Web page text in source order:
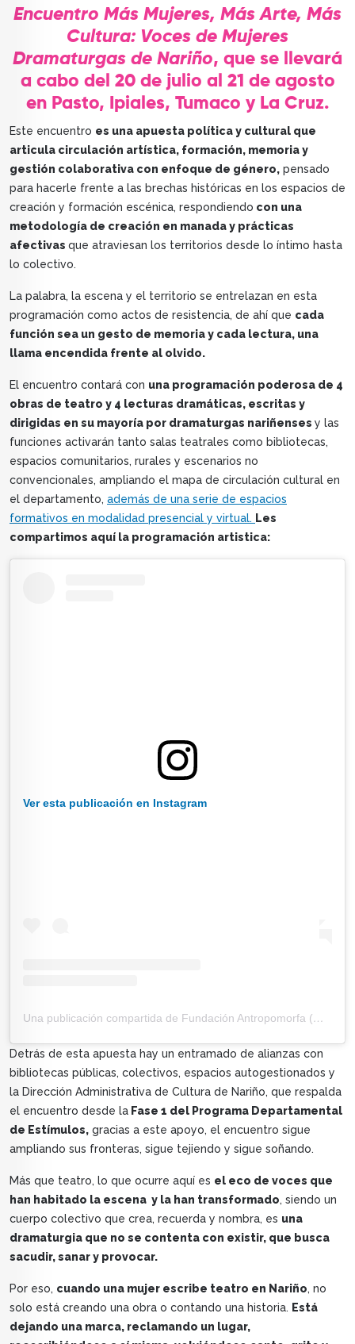
Encuentro Más Mujeres, Más Arte, Más
Cultura: Voces de Mujeres
Dramaturgas de Nariño, que se llevará
a cabo del 20 de julio al 21 de agosto
en Pasto, Ipiales, Tumaco y La Cruz.
Este encuentro es una apuesta política y cultural que
articula circulación artística, formación, memoria y
gestión colaborativa con enfoque de género, pensado
para hacerle frente a las brechas históricas en los espacios de
creación y formación escénica, respondiendo con una
metodología de creación en manada y prácticas
afectivas que atraviesan los territorios desde lo íntimo hasta
lo colectivo.
La palabra, la escena y el territorio se entrelazan en esta
programación como actos de resistencia, de ahí que cada
función sea un gesto de memoria y cada lectura, una
llama encendida frente al olvido.
El encuentro contará con una programación poderosa de 4
obras de teatro y 4 lecturas dramáticas, escritas y
dirigidas en su mayoría por dramaturgas nariñenses y las
funciones activarán tanto salas teatrales como bibliotecas,
espacios comunitarios, rurales y escenarios no
convencionales, ampliando el mapa de circulación cultural en
el departamento, además de una serie de espacios
formativos en modalidad presencial y virtual. Les
compartimos aquí la programación artistica:
Ver esta publicación en Instagram
Una publicación compartida de Fundación Antropomorfa (@fundacion_antropomorfa)
Detrás de esta apuesta hay un entramado de alianzas con
bibliotecas públicas, colectivos, espacios autogestionados y
la Dirección Administrativa de Cultura de Nariño, que respalda
el encuentro desde la Fase 1 del Programa Departamental
de Estímulos, gracias a este apoyo, el encuentro sigue
ampliando sus fronteras, sigue tejiendo y sigue soñando.
Más que teatro, lo que ocurre aquí es el eco de voces que
han habitado la escena y la han transformado, siendo un
cuerpo colectivo que crea, recuerda y nombra, es una
dramaturgia que no se contenta con existir, que busca
sacudir, sanar y provocar.
Por eso, cuando una mujer escribe teatro en Nariño, no
solo está creando una obra o contando una historia. Está
dejando una marca, reclamando un lugar,